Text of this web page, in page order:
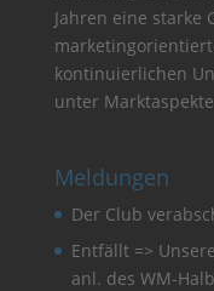
Jahren eine starke
kontinuierlichen
unter
Meldungen
Der Club
Entfällt =>
anl. des WM-